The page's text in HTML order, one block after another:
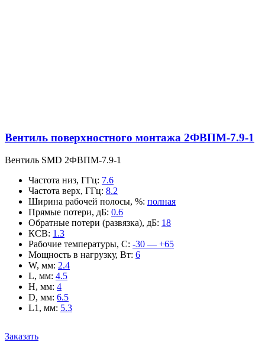
Вентиль поверхностного монтажа 2ФВПМ-7.9-1
Вентиль SMD 2ФВПМ-7.9-1
Частота низ, ГГц: 7.6
Частота верх, ГГц: 8.2
Ширина рабочей полосы, %: полная
Прямые потери, дБ: 0.6
Обратные потери (развязка), дБ: 18
КСВ: 1.3
Рабочие температуры, С: -30 — +65
Мощность в нагрузку, Вт: 6
W, мм: 2.4
L, мм: 4.5
H, мм: 4
D, мм: 6.5
L1, мм: 5.3
Заказать